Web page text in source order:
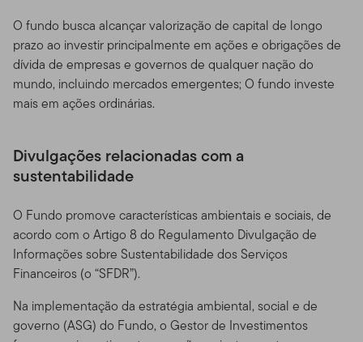
O fundo busca alcançar valorização de capital de longo
prazo ao investir principalmente em ações e obrigações de
dívida de empresas e governos de qualquer nação do
mundo, incluindo mercados emergentes; O fundo investe
mais em ações ordinárias.
Divulgações relacionadas com a
sustentabilidade
O Fundo promove características ambientais e sociais, de
acordo com o Artigo 8 do Regulamento Divulgação de
Informações sobre Sustentabilidade dos Serviços
Financeiros (o “SFDR”).
Na implementação da estratégia ambiental, social e de
governo (ASG) do Fundo, o Gestor de Investimentos